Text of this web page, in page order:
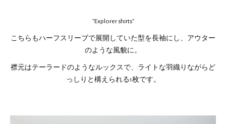
"Explorer shirts"
こちらもハーフスリーブで展開していた型を長袖にし、アウター
のような風貌に。
襟元はテーラードのようなルックスで、ライトな羽織りながらど
っしりと構えられる1枚です。